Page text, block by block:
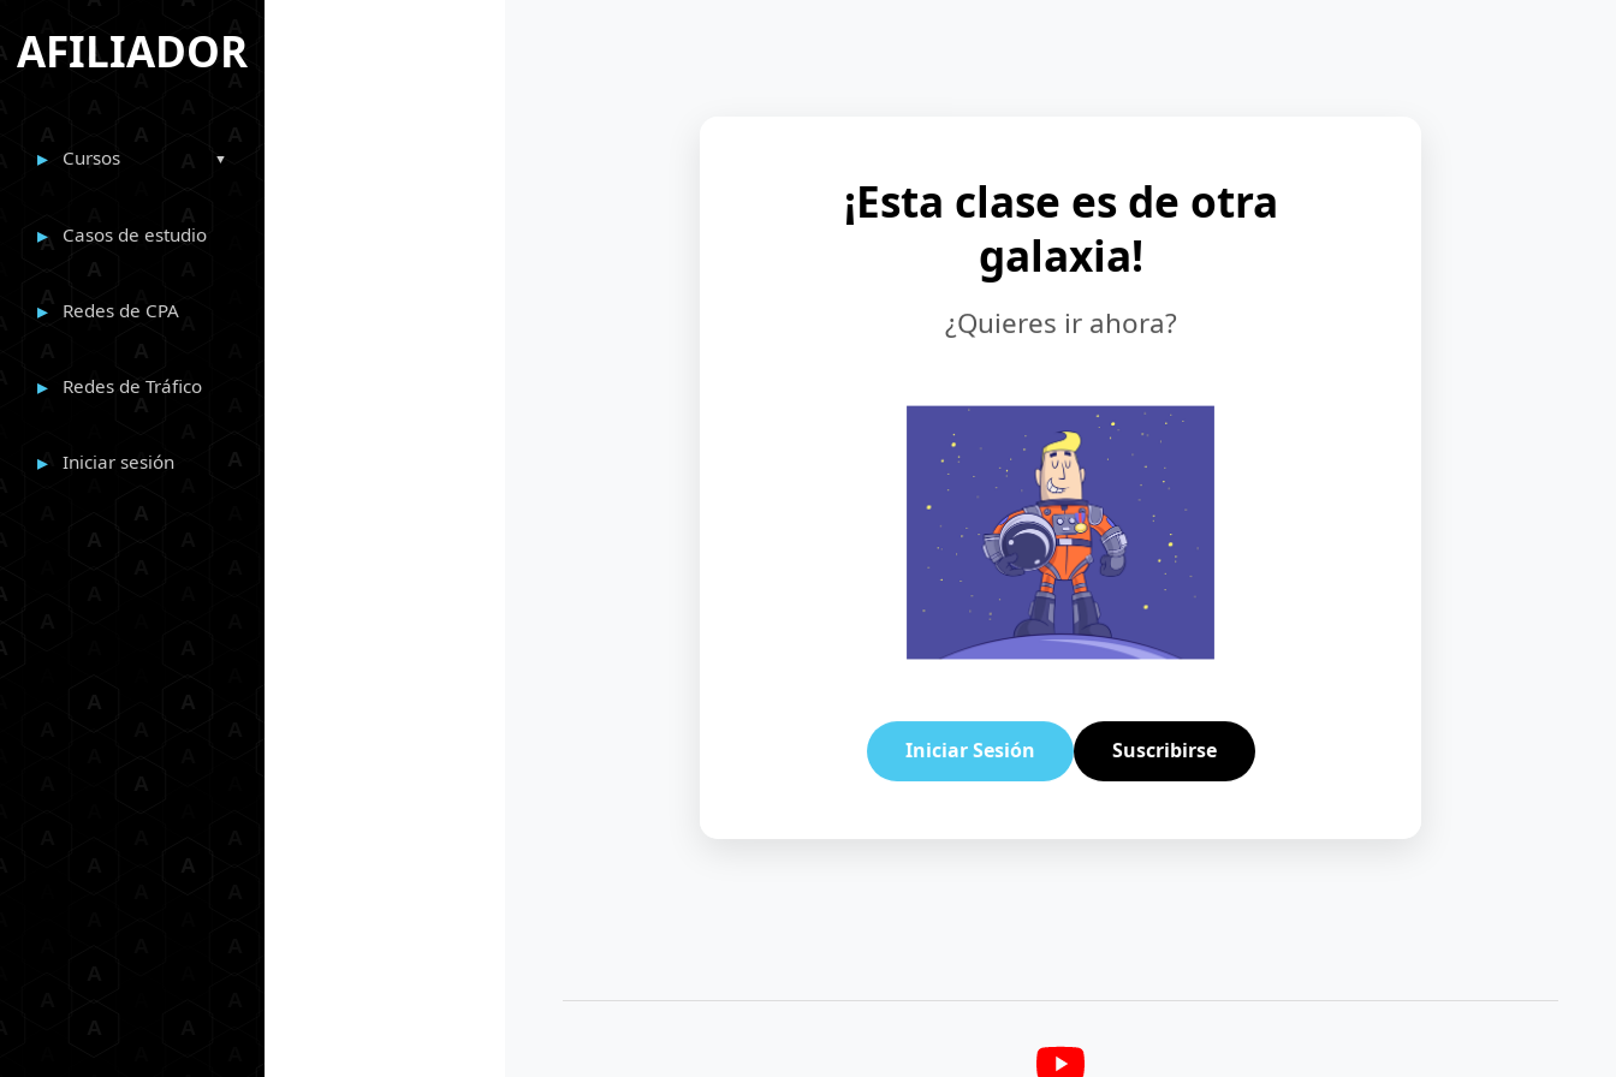
AFILIADOR
Cursos
Casos de estudio
Redes de CPA
Redes de Tráfico
Iniciar sesión
¡Esta clase es de otra
galaxia!
¿Quieres ir ahora?
Iniciar Sesión Suscribirse